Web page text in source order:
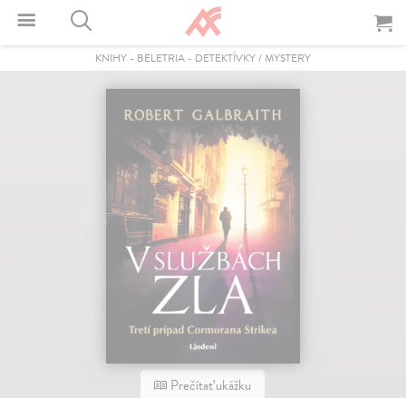
KNIHY - BELETRIA - DETEKTÍVKY / MYSTERY
Prečítať ukážku